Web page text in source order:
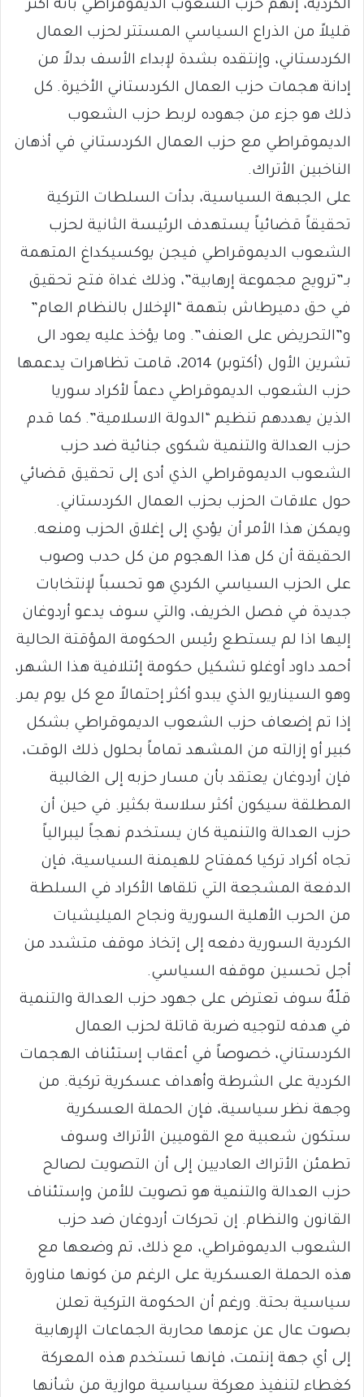
الكردية، إتهم حزب الشعوب الديموقراطي بأنه أكثر
قليلاً من الذراع السياسي المستتر لحزب العمال
الكردستاني، وإنتقده بشدة لإبداء الأسف بدلاً من
إدانة هجمات حزب العمال الكردستاني الأخيرة. كل
ذلك هو جزء من جهوده لربط حزب الشعوب
الديموقراطي مع حزب العمال الكردستاني في أذهان
الناخبين الأتراك.
على الجبهة السياسية، بدأت السلطات التركية
تحقيقاً قضائياً يستهدف الرئيسة الثانية لحزب
الشعوب الديموقراطي فيجن يوكسيكداغ المتهمة
بـ”ترويج مجموعة إرهابية”، وذلك غداة فتح تحقيق
في حق دميرطاش بتهمة “الإخلال بالنظام العام”
و”التحريض على العنف”. وما يؤخذ عليه يعود الى
تشرين الأول (أكتوبر) 2014، قامت تظاهرات يدعمها
حزب الشعوب الديموقراطي دعماً لأكراد سوريا
الذين يهددهم تنظيم “الدولة الاسلامية”. كما قدم
حزب العدالة والتنمية شكوى جنائية ضد حزب
الشعوب الديموقراطي الذي أدى إلى تحقيق قضائي
حول علاقات الحزب بحزب العمال الكردستاني.
ويمكن هذا الأمر أن يؤدي إلى إغلاق الحزب ومنعه.
الحقيقة أن كل هذا الهجوم من كل حدب وصوب
على الحزب السياسي الكردي هو تحسباً لإنتخابات
جديدة في فصل الخريف، والتي سوف يدعو أردوغان
إليها اذا لم يستطع رئيس الحكومة المؤقتة الحالية
أحمد داود أوغلو تشكيل حكومة إئتلافية هذا الشهر،
وهو السيناريو الذي يبدو أكثر إحتمالاً مع كل يوم يمر.
إذا تم إضعاف حزب الشعوب الديموقراطي بشكل
كبير أو إزالته من المشهد تماماً بحلول ذلك الوقت،
فإن أردوغان يعتقد بأن مسار حزبه إلى الغالبية
المطلقة سيكون أكثر سلاسة بكثير. في حين أن
حزب العدالة والتنمية كان يستخدم نهجاً ليبرالياً
تجاه أكراد تركيا كمفتاح للهيمنة السياسية، فإن
الدفعة المشجعة التي تلقاها الأكراد في السلطة
من الحرب الأهلية السورية ونجاح الميليشيات
الكردية السورية دفعه إلى إتخاذ موقف متشدد من
أجل تحسين موقفه السياسي.
قلّةٌ سوف تعترض على جهود حزب العدالة والتنمية
في هدفه لتوجيه ضربة قاتلة لحزب العمال
الكردستاني، خصوصاً في أعقاب إستئناف الهجمات
الكردية على الشرطة وأهداف عسكرية تركية. من
وجهة نظر سياسية، فإن الحملة العسكرية
ستكون شعبية مع القوميين الأتراك وسوف
تطمئن الأتراك العاديين إلى أن التصويت لصالح
حزب العدالة والتنمية هو تصويت للأمن وإستئناف
القانون والنظام. إن تحركات أردوغان ضد حزب
الشعوب الديموقراطي، مع ذلك، تم وضعها مع
هذه الحملة العسكرية على الرغم من كونها مناورة
سياسية بحتة. ورغم أن الحكومة التركية تعلن
بصوت عال عن عزمها محاربة الجماعات الإرهابية
إلى أي جهة إنتمت، فإنها تستخدم هذه المعركة
كغطاء لتنفيذ معركة سياسية موازية من شأنها